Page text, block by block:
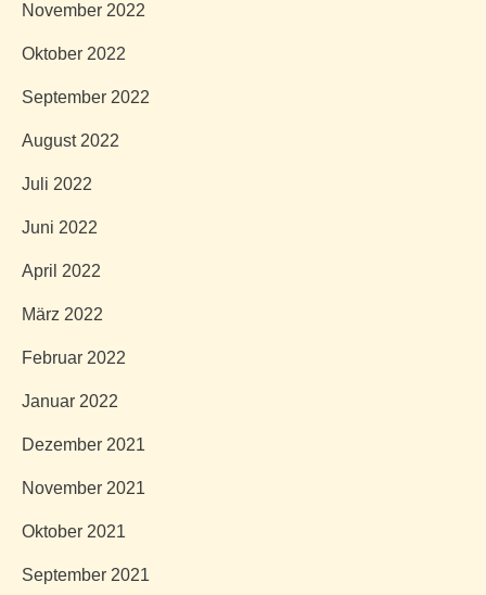
November 2022
Oktober 2022
September 2022
August 2022
Juli 2022
Juni 2022
April 2022
März 2022
Februar 2022
Januar 2022
Dezember 2021
November 2021
Oktober 2021
September 2021